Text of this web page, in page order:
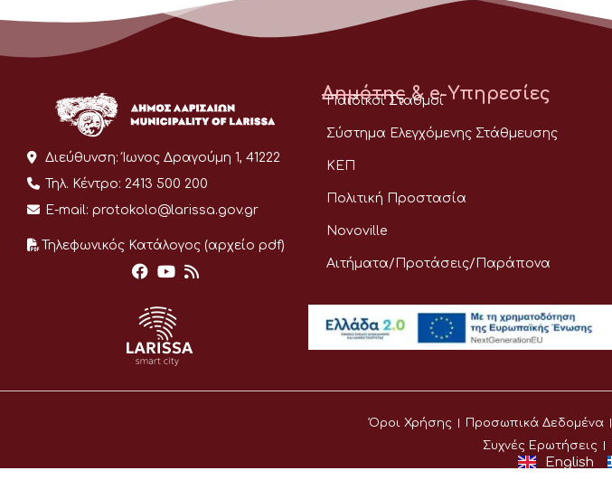
Διεύθυνση: Ίωνος Δραγούμη 1, 41222
Τηλ. Κέντρο: 2413 500 200
E-mail: protokolo@larissa.gov.gr
Τηλεφωνικός Κατάλογος (αρχείο pdf)
Δημότης & e-Υπηρεσίες
Παιδικοί Σταθμοί
Σύστημα Ελεγχόμενης Στάθμευσης
ΚΕΠ
Πολιτική Προστασία
Novoville
Αιτήματα/Προτάσεις/Παράπονα
Όροι Χρήσης Προσωπικά Δεδομένα
Συχνές Ερωτήσεις
English